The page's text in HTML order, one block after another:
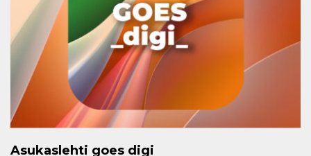
Asukaslehti goes digi